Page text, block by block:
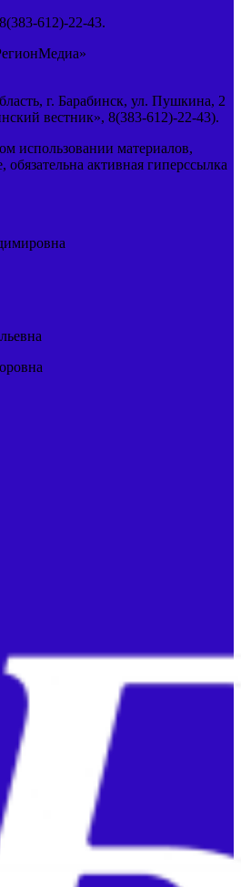
612)-22-43.
г. Барабинск, ул. Пушкина, 2
вестник», 8(383-612)-22-43).
использовании материалов,
активная гиперссылка